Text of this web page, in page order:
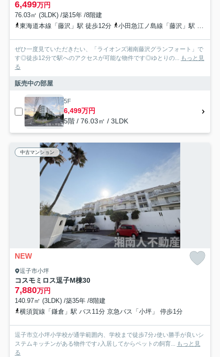
6,499万円
76.03㎡ (3LDK) /築15年 /8階建
東海道本線「藤沢」駅 徒歩12分
小田急江ノ島線「藤沢」駅 徒歩12分
ぜひ一度見ていただきたい、「ライオンズ湘南藤沢グランフォート」で
す◎徒歩12分で駅へのアクセスが可能な物件です◎ゆとりの... もっと見
る
販売中の部屋
5F
6,499万円
5階 / 76.03㎡ / 3LDK
中古マンション
NEW
逗子市小坪
コスモミロス逗子M棟30
7,880万円
140.97㎡ (3LDK) /築35年 /8階建
横須賀線「鎌倉」駅 バス11分 京急バス「小坪」 停歩1分
逗子市立小坪小学校が通学範囲内、学校まで徒歩7分♪使い勝手が良いシ
ステムキッチンがある物件です♪入居してからペットの飼育... もっと見
る